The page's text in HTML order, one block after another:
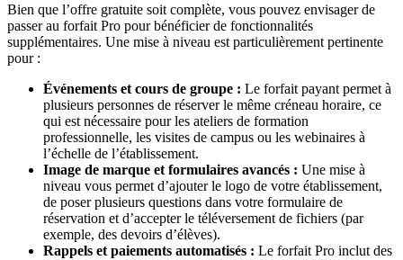
Bien que l’offre gratuite soit complète, vous pouvez envisager de
passer au forfait Pro pour bénéficier de fonctionnalités
supplémentaires. Une mise à niveau est particulièrement pertinente
pour :
Événements et cours de groupe : Le forfait payant permet à
plusieurs personnes de réserver le même créneau horaire, ce
qui est nécessaire pour les ateliers de formation
professionnelle, les visites de campus ou les webinaires à
l’échelle de l’établissement.
Image de marque et formulaires avancés : Une mise à
niveau vous permet d’ajouter le logo de votre établissement,
de poser plusieurs questions dans votre formulaire de
réservation et d’accepter le téléversement de fichiers (par
exemple, des devoirs d’élèves).
Rappels et paiements automatisés : Le forfait Pro inclut des